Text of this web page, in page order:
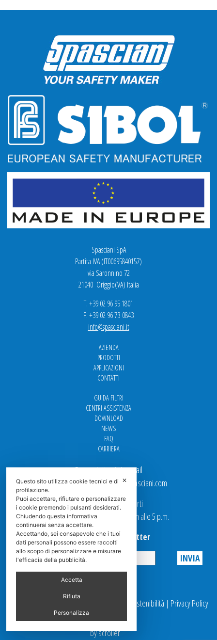
Spasciani SpA
Partita IVA (IT00695840157)
via Saronnino 72
21040 Origgio(VA) Italia
T. +39 02 96 95 1801
F. +39 02 96 73 0843
info@spasciani.it
AZIENDA
PRODOTTI
APPLICAZIONI
CONTATTI
GUIDA FILTRI
CENTRI ASSISTENZA
DOWNLOAD
NEWS
FAQ
CARRIERA
Per contattarci via email
Ufficio Vendite: italy.sales@spasciani.com
I nostri uffici sono aperti
dal Lunedi al Venerdi dalle 9 a.m alle 5 p.m.
Iscriviti alla Newsletter
Privacy
Report Sostenibilità | Privacy Policy
|Videosorveglianza
by scroller
✕
Questo sito utilizza cookie tecnici e di
profilazione.
Puoi accettare, rifiutare o personalizzare
i cookie premendo i pulsanti desiderati.
Chiudendo questa informativa
continuerai senza accettare.
Accettando, sei consapevole che i tuoi
dati personali possono essere raccolti
allo scopo di personalizzare e misurare
l'efficacia della pubblicità.
Accetta
Rifiuta
Personalizza